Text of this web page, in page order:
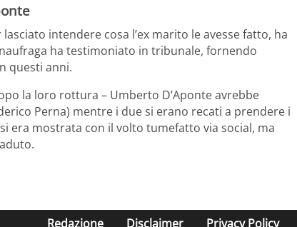
intendere cosa l’ex marito le avesse fatto, ha
ha testimoniato in tribunale, fornendo
questi anni.
la loro rottura – Umberto D’Aponte avrebbe
Perna) mentre i due si erano recati a prendere i
era mostrata con il volto tumefatto via social, ma
Redazione Disclaimer Privacy Policy